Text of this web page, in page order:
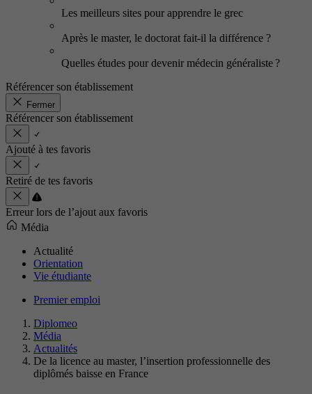
Les meilleurs sites pour apprendre le grec
Après le master, le doctorat fait-il la différence ?
Quelles études pour devenir médecin généraliste ?
Référencer son établissement
Fermer
Référencer son établissement
Ajouté à tes favoris
Retiré de tes favoris
Erreur lors de l’ajout aux favoris
Média
Actualité
Orientation
Vie étudiante
Premier emploi
Diplomeo
Média
Actualités
De la licence au master, l’insertion professionnelle des
diplômés baisse en France